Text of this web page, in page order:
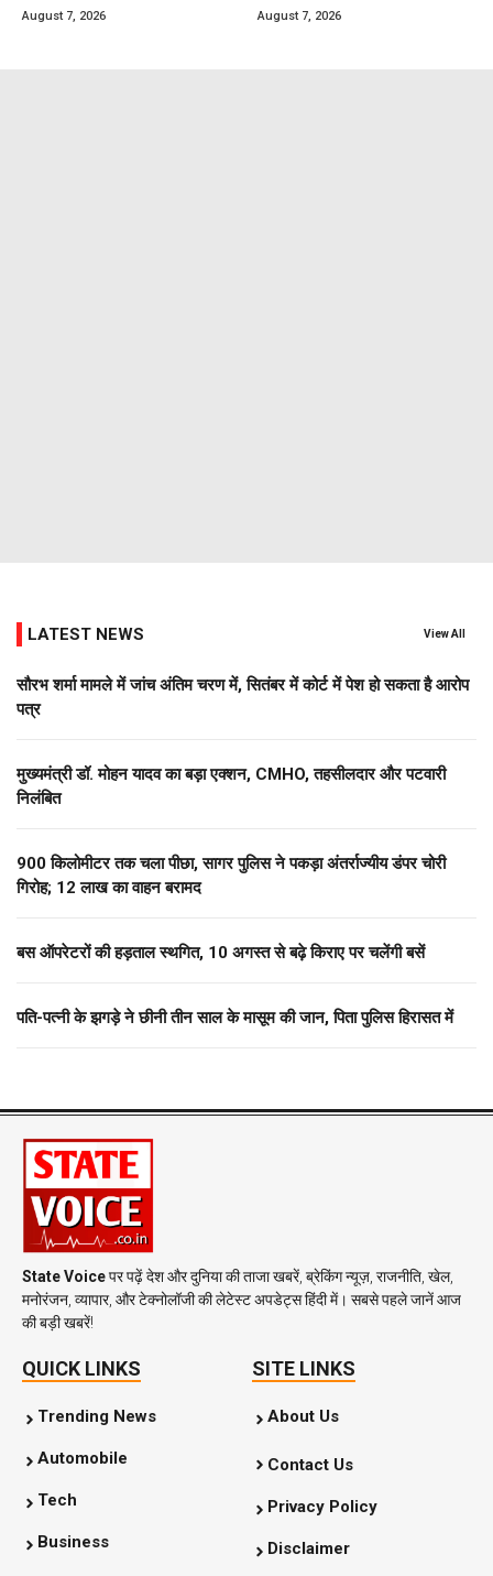
August 7, 2026 August 7, 2026
LATEST NEWS View All
सौरभ शर्मा मामले में जांच अंतिम चरण में, सितंबर में कोर्ट में पेश हो सकता है आरोप
पत्र
मुख्यमंत्री डॉ. मोहन यादव का बड़ा एक्शन, CMHO, तहसीलदार और पटवारी
निलंबित
900 किलोमीटर तक चला पीछा, सागर पुलिस ने पकड़ा अंतर्राज्यीय डंपर चोरी
गिरोह; 12 लाख का वाहन बरामद
बस ऑपरेटरों की हड़ताल स्थगित, 10 अगस्त से बढ़े किराए पर चलेंगी बसें
पति-पत्नी के झगड़े ने छीनी तीन साल के मासूम की जान, पिता पुलिस हिरासत में
State Voiceपर पढ़ें देश और दुनिया की ताजा खबरें, ब्रेकिंग न्यूज़, राजनीति, खेल,
मनोरंजन, व्यापार, और टेक्नोलॉजी की लेटेस्ट अपडेट्स हिंदी में। सबसे पहले जानें आज
की बड़ी खबरें!
QUICK LINKS
Trending News
Automobile
Tech
Business
SITE LINKS
About Us
Contact Us
Privacy Policy
Disclaimer